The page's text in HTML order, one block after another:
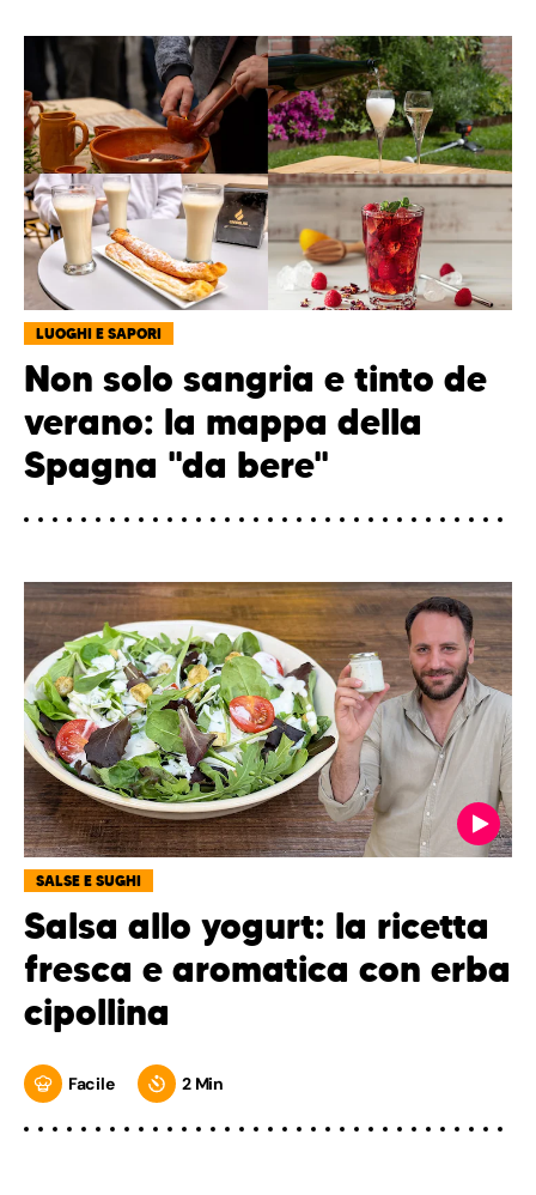
LUOGHI E SAPORI
Non solo sangria e tinto de
verano: la mappa della
Spagna "da bere"
SALSE E SUGHI
Salsa allo yogurt: la ricetta
fresca e aromatica con erba
cipollina
Facile 2 Min